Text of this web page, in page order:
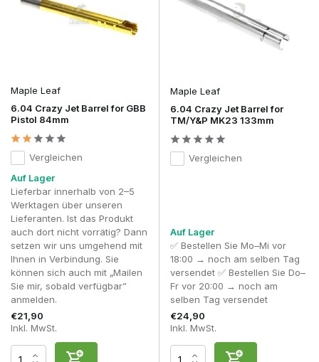
Maple Leaf
6.04 Crazy Jet Barrel for GBB
Pistol 84mm
Vergleichen
Auf Lager
Lieferbar innerhalb von 2–5
Werktagen über unseren
Lieferanten. Ist das Produkt
auch dort nicht vorrätig? Dann
setzen wir uns umgehend mit
Ihnen in Verbindung. Sie
können sich auch mit „Mailen
Sie mir, sobald verfügbar”
anmelden.
€21,90
Inkl. MwSt.
Maple Leaf
6.04 Crazy Jet Barrel for
TM/Y&P MK23 133mm
Vergleichen
Auf Lager
✅ Bestellen Sie Mo–Mi vor
18:00 → noch am selben Tag
versendet ✅ Bestellen Sie Do–
Fr vor 20:00 → noch am
selben Tag versendet
€24,90
Inkl. MwSt.